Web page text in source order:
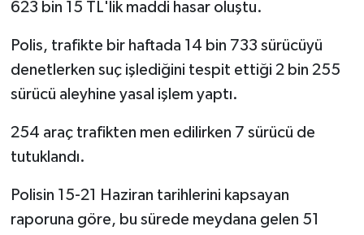
623 bin 15 TL'lik maddi hasar oluştu.
Polis, trafikte bir haftada 14 bin 733 sürücüyü
denetlerken suç işlediğini tespit ettiği 2 bin 255
sürücü aleyhine yasal işlem yaptı.
254 araç trafikten men edilirken 7 sürücü de
tutuklandı.
Polisin 15-21 Haziran tarihlerini kapsayan
raporuna göre, bu sürede meydana gelen 51